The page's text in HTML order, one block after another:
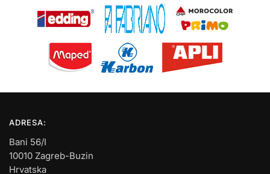
ADRESA:
Bani 56/I
10010 Zagreb-Buzin
Hrvatska